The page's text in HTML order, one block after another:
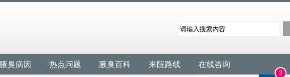
3
腋臭病因 热点问题 腋臭百科 来院路线 在线咨询